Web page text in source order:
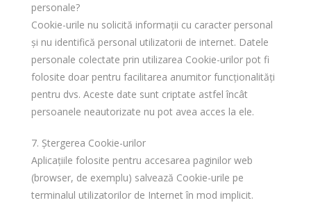
personale?
Cookie-urile nu solicită informații cu caracter personal
și nu identifică personal utilizatorii de internet. Datele
personale colectate prin utilizarea Cookie-urilor pot fi
folosite doar pentru facilitarea anumitor funcționalități
pentru dvs. Aceste date sunt criptate astfel încât
persoanele neautorizate nu pot avea acces la ele.
7. Ștergerea Cookie-urilor
Aplicațiile folosite pentru accesarea paginilor web
(browser, de exemplu) salvează Cookie-urile pe
terminalul utilizatorilor de Internet în mod implicit.